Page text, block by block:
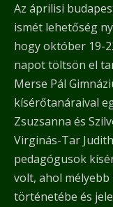
Az áprilisi
ismét lehetőség
hogy október 19-
napot töltsön el
Merse Pál
kísérőtanáraival
Zsuzsanna és
Virginás-Tar
pedagógusok
volt, ahol
történetébe és